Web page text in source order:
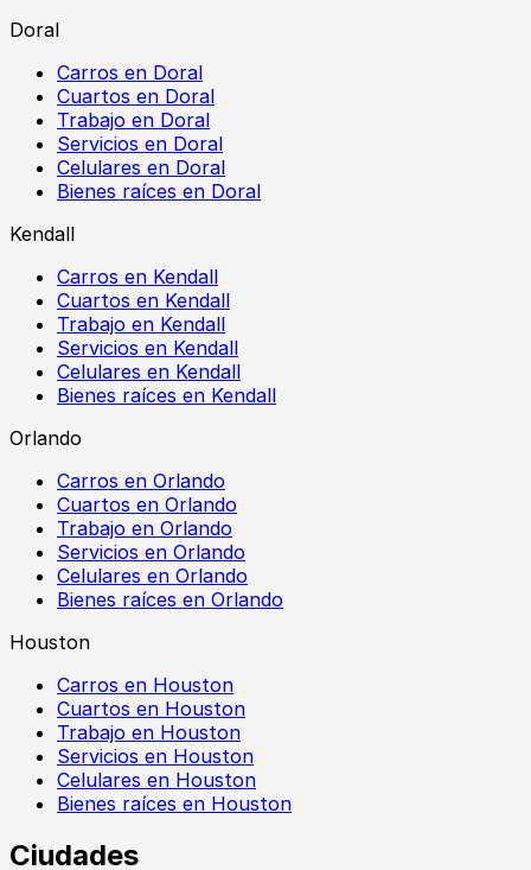
Doral
Carros en Doral
Cuartos en Doral
Trabajo en Doral
Servicios en Doral
Celulares en Doral
Bienes raíces en Doral
Kendall
Carros en Kendall
Cuartos en Kendall
Trabajo en Kendall
Servicios en Kendall
Celulares en Kendall
Bienes raíces en Kendall
Orlando
Carros en Orlando
Cuartos en Orlando
Trabajo en Orlando
Servicios en Orlando
Celulares en Orlando
Bienes raíces en Orlando
Houston
Carros en Houston
Cuartos en Houston
Trabajo en Houston
Servicios en Houston
Celulares en Houston
Bienes raíces en Houston
Ciudades